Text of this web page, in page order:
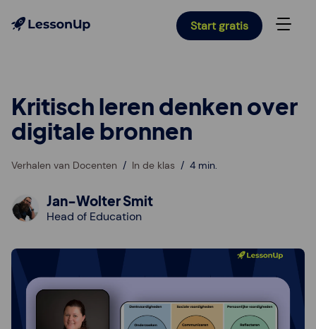
Start gratis
Kritisch leren denken over
digitale bronnen
Verhalen van Docenten In de klas 4 min.
Jan-Wolter Smit
Head of Education